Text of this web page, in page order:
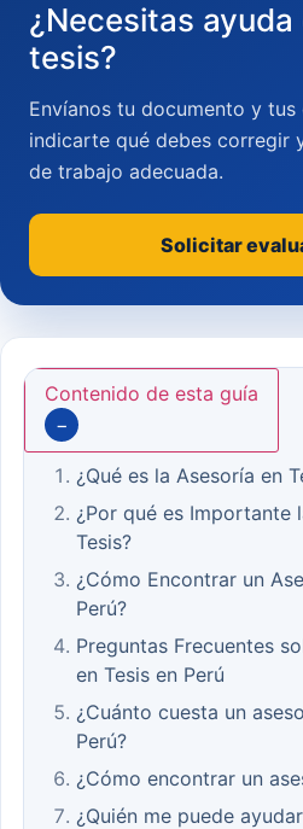
Contenido de esta guía
−
¿Qué es la Asesoría en
¿Por qué es Importante
Tesis?
¿Cómo Encontrar un
Perú?
Preguntas Frecuentes
en Tesis en Perú
¿Cuánto cuesta un
Perú?
¿Cómo encontrar un
¿Quién me puede
¿Necesitas
tesis?
Envíanos tu documento y
indicarte qué debes corregir
de trabajo adecuada.
Solicitar